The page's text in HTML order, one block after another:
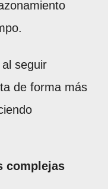
seguir
de forma más
complejas